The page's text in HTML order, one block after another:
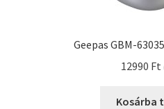
Geepas GBM-
12990 Ft
Kosárba